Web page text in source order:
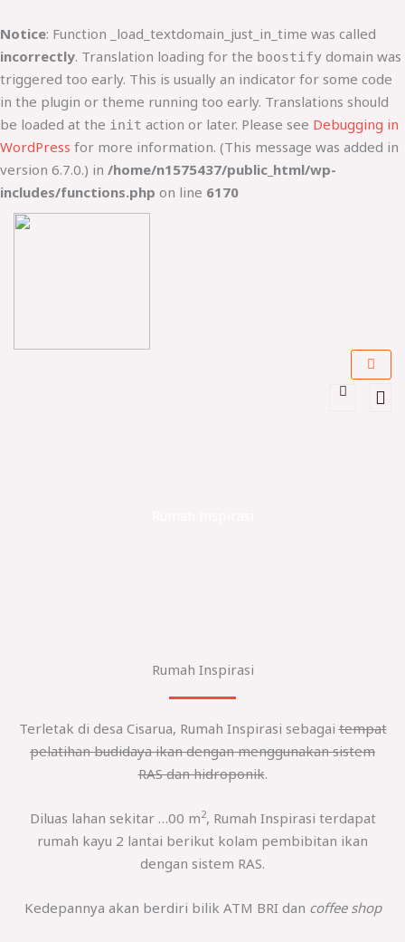
Notice: Function _load_textdomain_just_in_time was called
incorrectly. Translation loading for the boostify domain was
triggered too early. This is usually an indicator for some code
in the plugin or theme running too early. Translations should
be loaded at the init action or later. Please see Debugging in
WordPress for more information. (This message was added in
version 6.7.0.) in /home/n1575437/public_html/wp-
includes/functions.php on line 6170
ke
konten
Rumah Inspirasi
Terletak di desa Cisarua, Rumah Inspirasi sebagaitempat
pelatihan budidaya ikan dengan menggunakan sistem
RAS dan hidroponik.
Diluas lahan sekitar …00 m2, Rumah Inspirasi terdapat
rumah kayu 2 lantai berikut kolam pembibitan ikan
dengan sistem RAS.
Kedepannya akan berdiri bilik ATM BRI dan coffee shop